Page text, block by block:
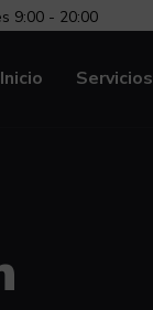
9:00 - 20:00
Inicio Servicios